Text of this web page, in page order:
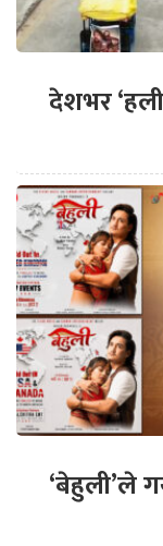
देशभर
‘बेहुली’ले